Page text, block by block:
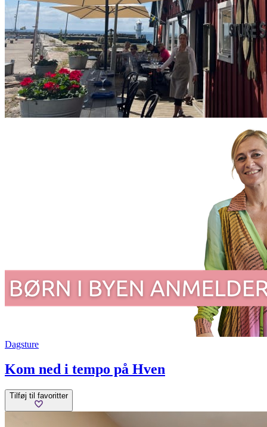
Dagsture
Kom ned i tempo på Hven
Tilføj til favoritter